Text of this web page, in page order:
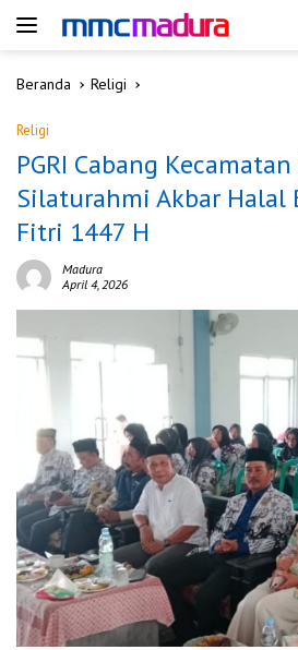
Beranda
Religi
Religi
PGRI Cabang
Silaturahmi Akbar Halal
Fitri 1447 H
Madura
April 4, 2026